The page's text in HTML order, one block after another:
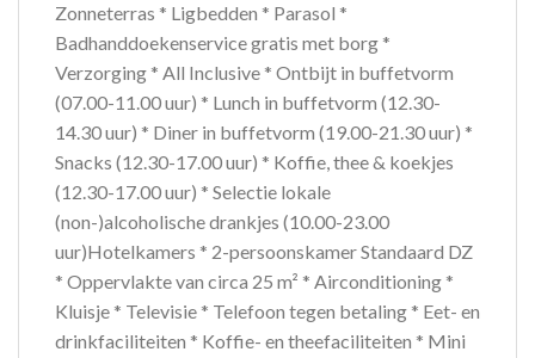
Zonneterras * Ligbedden * Parasol *
Badhanddoekenservice gratis met borg *
Verzorging * All Inclusive * Ontbijt in buffetvorm
(07.00-11.00 uur) * Lunch in buffetvorm (12.30-
14.30 uur) * Diner in buffetvorm (19.00-21.30 uur) *
Snacks (12.30-17.00 uur) * Koffie, thee & koekjes
(12.30-17.00 uur) * Selectie lokale
(non-)alcoholische drankjes (10.00-23.00
uur)Hotelkamers * 2-persoonskamer Standaard DZ
* Oppervlakte van circa 25 m² * Airconditioning *
Kluisje * Televisie * Telefoon tegen betaling * Eet- en
drinkfaciliteiten * Koffie- en theefaciliteiten * Mini